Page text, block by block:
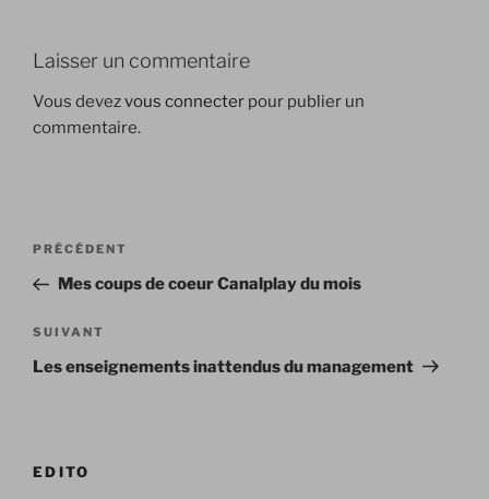
Laisser un commentaire
Vous devezvous connecter pour publier un
commentaire.
Navigation
l’article
Article
précédent
PRÉCÉDENT
Mes coups de coeur Canalplay du mois
Article
suivant
SUIVANT
Les enseignements inattendus du management
EDITO